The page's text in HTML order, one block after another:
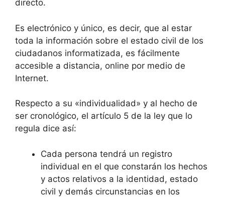
directo.
Es electrónico y único, es decir, que al estar
toda la información sobre el estado civil de los
ciudadanos informatizada, es fácilmente
accesible a distancia, online por medio de
Internet.
Respecto a su «individualidad» y al hecho de
ser cronológico, el artículo 5 de la ley que lo
regula dice así:
Cada persona tendrá un registro
individual en el que constarán los hechos
y actos relativos a la identidad, estado
civil y demás circunstancias en los